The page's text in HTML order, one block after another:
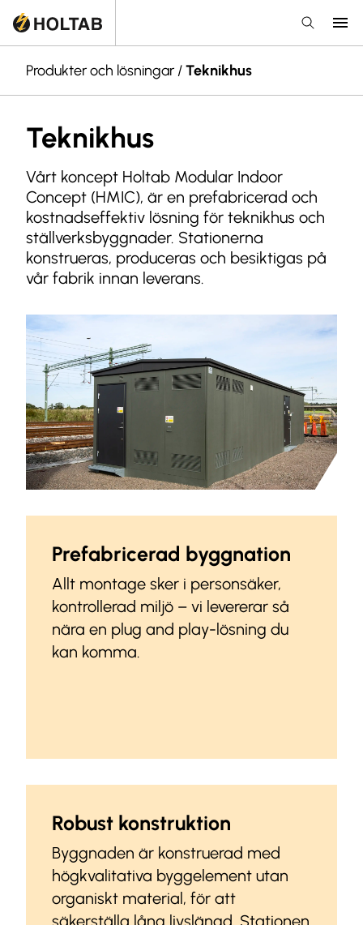
Produkter och lösningar /Teknikhus
Teknikhus
Vårt koncept Holtab Modular Indoor
Concept (HMIC), är en prefabricerad och
kostnadseffektiv lösning för teknikhus och
ställverksbyggnader. Stationerna
konstrueras, produceras och besiktigas på
vår fabrik innan leverans.
Prefabricerad byggnation
Allt montage sker i personsäker,
kontrollerad miljö – vi levererar så
nära en plug and play-lösning du
kan komma.
Robust konstruktion
Byggnaden är konstruerad med
högkvalitativa byggelement utan
organiskt material, för att
säkerställa lång livslängd. Stationen